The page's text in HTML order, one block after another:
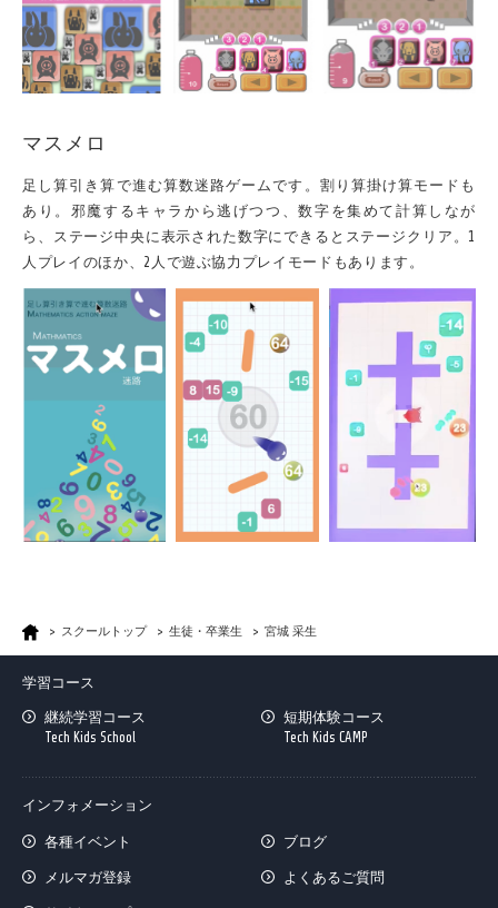
マスメロ
足し算引き算で進む算数迷路ゲームです。割り算掛け算モードも
あり。邪魔するキャラから逃げつつ、数字を集めて計算しなが
ら、ステージ中央に表示された数字にできるとステージクリア。1
人プレイのほか、2人で遊ぶ協力プレイモードもあります。
スクールトップ 生徒・卒業生 宮城 采生
学習コース
継続学習コース
Tech Kids School
短期体験コース
Tech Kids CAMP
インフォメーション
各種イベント ブログ
メルマガ登録 よくあるご質問